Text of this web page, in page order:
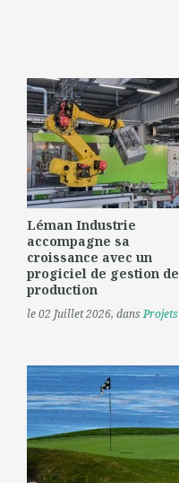
Léman Industrie
accompagne sa
croissance avec un
progiciel de gestion de
production
le 02 Juillet 2026, dansProjets